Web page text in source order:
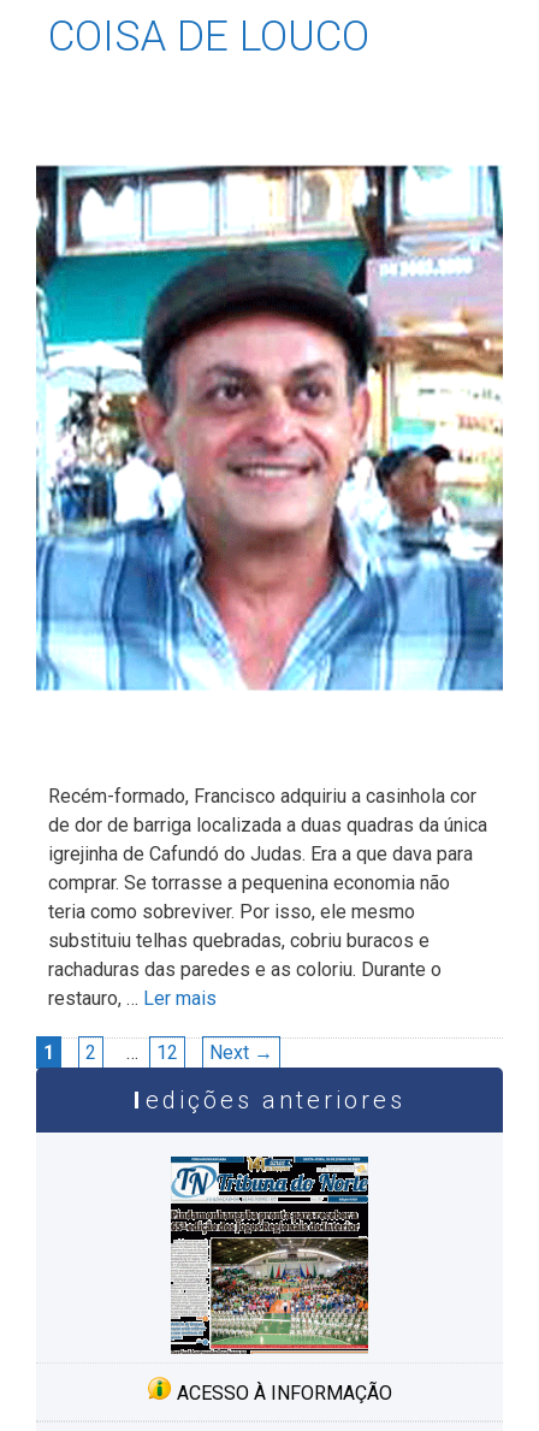
COISA DE LOUCO
Recém-formado, Francisco adquiriu a casinhola cor
de dor de barriga localizada a duas quadras da única
igrejinha de Cafundó do Judas. Era a que dava para
comprar. Se torrasse a pequenina economia não
teria como sobreviver. Por isso, ele mesmo
substituiu telhas quebradas, cobriu buracos e
rachaduras das paredes e as coloriu. Durante o
restauro, … Ler mais
Navegação
de
Page
1 Page
2 … Page
12 Next →
edições anteriores
ACESSO À INFORMAÇÃO